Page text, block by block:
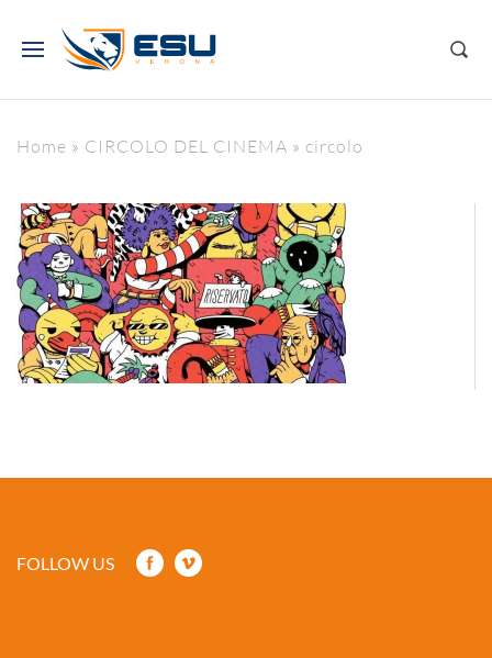
Home » CIRCOLO DEL CINEMA » circolo
FOLLOW US